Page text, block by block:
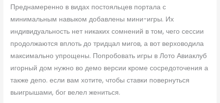
Преднамеренно в видах постояльцев портала с
минимальным навыком добавлены мини-игры. Их
индивидуальность нет никаких сомнений в том, чего сессии
продолжаются вплоть до тридцал мигов, а вот верховодила
максимально упрощены. Попробовать игры в Лото Авиаклуб
игорный дом нужно во демо версии кроме сосредоточения а
также депо. если вам хотите, чтобы ставки повернуться
выигрышами, бог велел жениться.